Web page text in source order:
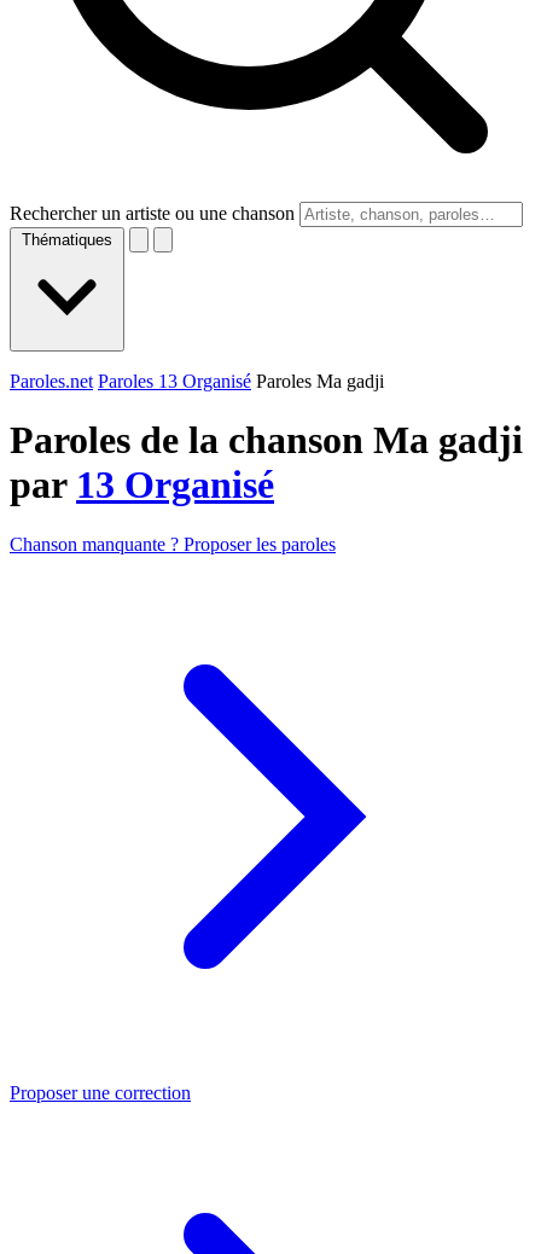
Rechercher un artiste ou une chanson
Thématiques
Paroles.net Paroles 13 Organisé Paroles Ma gadji
Paroles de la chanson Ma gadji
par 13 Organisé
Chanson manquante ? Proposer les paroles
Proposer une correction